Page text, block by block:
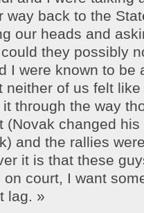
way back to the
our heads and
they possibly
I were known to be
neither of us felt
through the way
(Novak changed
and the rallies
it is that these
on court, I want
lag. »